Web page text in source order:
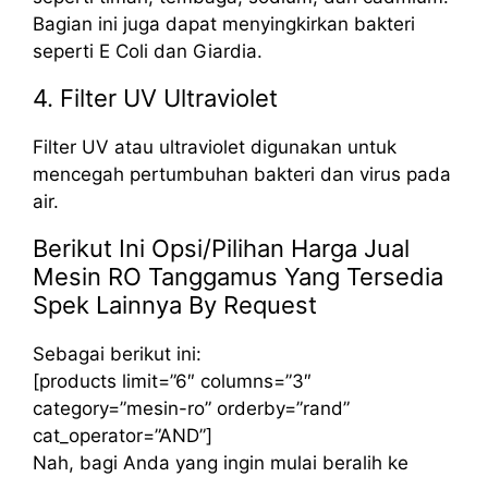
Bagian ini juga dapat menyingkirkan bakteri
seperti E Coli dan Giardia.
4. Filter UV Ultraviolet
Filter UV atau ultraviolet digunakan untuk
mencegah pertumbuhan bakteri dan virus pada
air.
Berikut Ini Opsi/Pilihan Harga Jual
Mesin RO Tanggamus Yang Tersedia
Spek Lainnya By Request
Sebagai berikut ini:
[products limit=”6″ columns=”3″
category=”mesin-ro” orderby=”rand”
cat_operator=”AND”]
Nah, bagi Anda yang ingin mulai beralih ke